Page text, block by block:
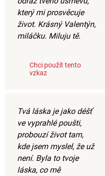
který mi prosvěcuje
život. Krásný Valentýn,
miláčku. Miluju tě.
Chci použít tento
vzkaz
Tvá láska je jako déšť
ve vyprahlé poušti,
probouzí život tam,
kde jsem myslel, že už
není. Byla to tvoje
láska, co mě